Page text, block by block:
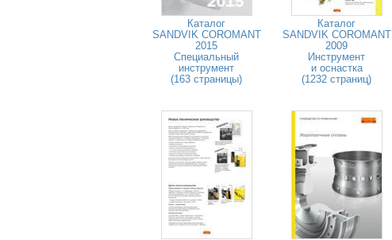
Каталог
SANDVIK COROMANT
2015
Специальный
инструмент
(163 страницы)
Каталог
SANDVIK COROMANT
2009
Инструмент
и оснастка
(1232 страниц)